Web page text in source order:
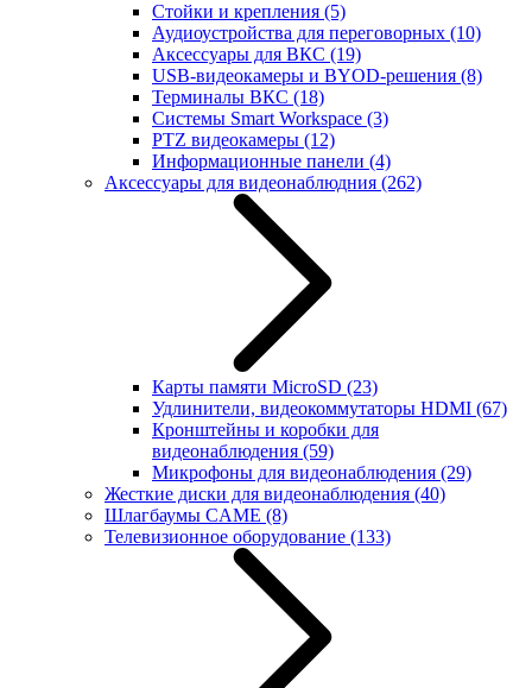
Стойки и крепления (5)
Аудиоустройства для переговорных (10)
Аксессуары для ВКС (19)
USB-видеокамеры и BYOD-решения (8)
Терминалы ВКС (18)
Системы Smart Workspace (3)
PTZ видеокамеры (12)
Информационные панели (4)
Аксессуары для видеонаблюдния (262)
Карты памяти MicroSD (23)
Удлинители, видеокоммутаторы HDMI (67)
Кронштейны и коробки для
видеонаблюдения (59)
Микрофоны для видеонаблюдения (29)
Жесткие диски для видеонаблюдения (40)
Шлагбаумы CAME (8)
Телевизионное оборудование (133)